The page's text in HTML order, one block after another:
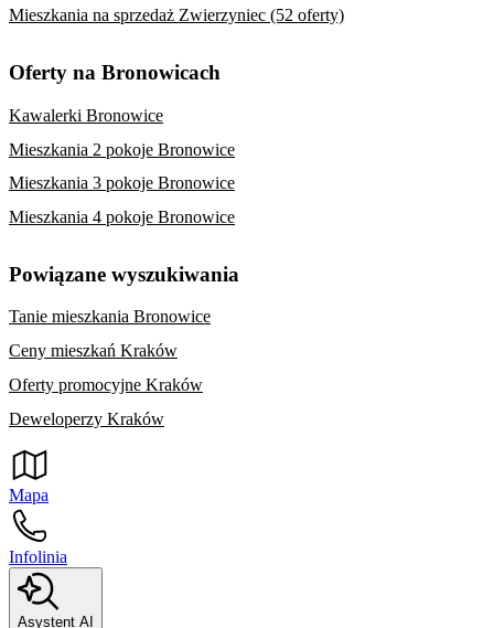
Mieszkania na sprzedaż Zwierzyniec (52 oferty)
Oferty na Bronowicach
Kawalerki Bronowice
Mieszkania 2 pokoje Bronowice
Mieszkania 3 pokoje Bronowice
Mieszkania 4 pokoje Bronowice
Powiązane wyszukiwania
Tanie mieszkania Bronowice
Ceny mieszkań Kraków
Oferty promocyjne Kraków
Deweloperzy Kraków
Mapa
Infolinia
Asystent AI